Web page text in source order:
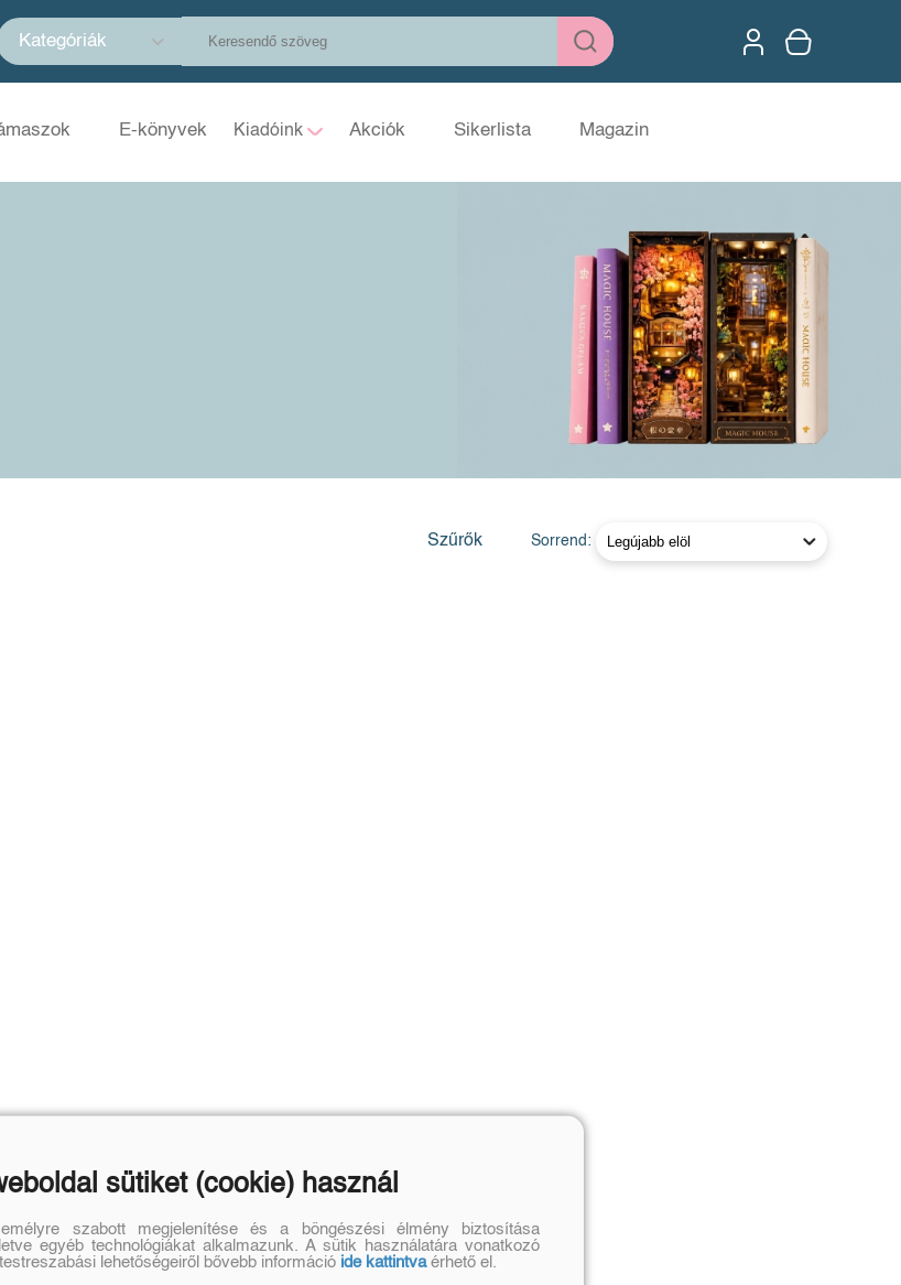
Kategóriák
E-könyvek Kiadóink Akciók Sikerlista Magazin
Szűrők Sorrend:
sütiket (cookie) használ
szabott megjelenítése és a böngészési élmény biztosítása
egyéb technológiákat alkalmazunk. A sütik használatára vonatkozó
lehetőségeiről bővebb információ ide kattintvaérhető el.